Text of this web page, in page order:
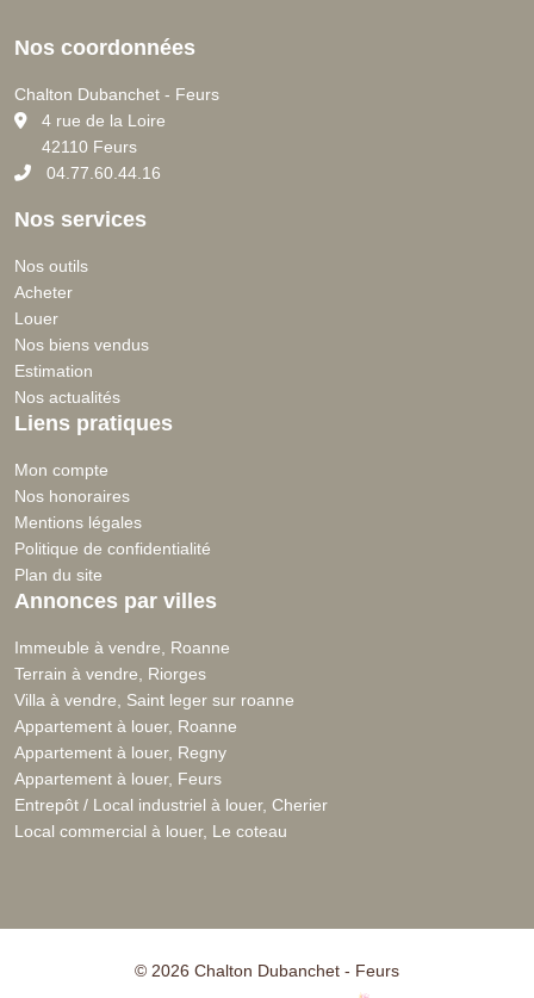
Nos coordonnées
Chalton Dubanchet - Feurs
4 rue de la Loire
42110 Feurs
04.77.60.44.16
Nos services
Nos outils
Acheter
Louer
Nos biens vendus
Estimation
Nos actualités
Liens pratiques
Mon compte
Nos honoraires
Mentions légales
Politique de confidentialité
Plan du site
Annonces par villes
Immeuble à vendre, Roanne
Terrain à vendre, Riorges
Villa à vendre, Saint leger sur roanne
Appartement à louer, Roanne
Appartement à louer, Regny
Appartement à louer, Feurs
Entrepôt / Local industriel à louer, Cherier
Local commercial à louer, Le coteau
© 2026 Chalton Dubanchet - Feurs